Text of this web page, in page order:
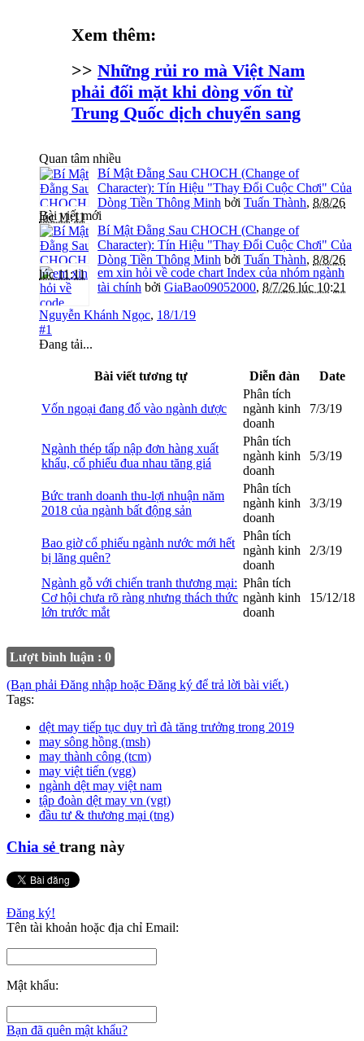
Xem thêm:
>> Những rủi ro mà Việt Nam
phải đối mặt khi dòng vốn từ
Trung Quốc dịch chuyển sang
Quan tâm nhiều
Bí Mật Đằng Sau CHOCH (Change of
Character): Tín Hiệu "Thay Đổi Cuộc Chơi" Của
Dòng Tiền Thông Minh bởi Tuấn Thành, 8/8/26
lúc 11:11
Bài viết mới
Bí Mật Đằng Sau CHOCH (Change of
Character): Tín Hiệu "Thay Đổi Cuộc Chơi" Của
Dòng Tiền Thông Minh bởi Tuấn Thành, 8/8/26
lúc 11:11
em xin hỏi về code chart Index của nhóm ngành
tài chính bởi GiaBao09052000, 8/7/26 lúc 10:21
Nguyễn Khánh Ngọc, 18/1/19
#1
Đang tải...
Bài viết tương tự Diễn đàn Date
Vốn ngoại đang đổ vào ngành dược
Phân tích
ngành kinh
doanh
7/3/19
Ngành thép tấp nập đơn hàng xuất
khẩu, cổ phiếu đua nhau tăng giá
Phân tích
ngành kinh
doanh
5/3/19
Bức tranh doanh thu-lợi nhuận năm
2018 của ngành bất động sản
Phân tích
ngành kinh
doanh
3/3/19
Bao giờ cổ phiếu ngành nước mới hết
bị lãng quên?
Phân tích
ngành kinh
doanh
2/3/19
Ngành gỗ với chiến tranh thương mại:
Cơ hội chưa rõ ràng nhưng thách thức
lớn trước mắt
Phân tích
ngành kinh
doanh
15/12/18
Lượt bình luận : 0
(Bạn phải Đăng nhập hoặc Đăng ký để trả lời bài viết.)
Tags:
dệt may tiếp tục duy trì đà tăng trưởng trong 2019
may sông hồng (msh)
may thành công (tcm)
may việt tiến (vgg)
ngành dệt may việt nam
tập đoàn dệt may vn (vgt)
đầu tư & thương mại (tng)
Chia sẻ trang này
Đăng ký!
Tên tài khoản hoặc địa chỉ Email:
Mật khẩu:
Bạn đã quên mật khẩu?